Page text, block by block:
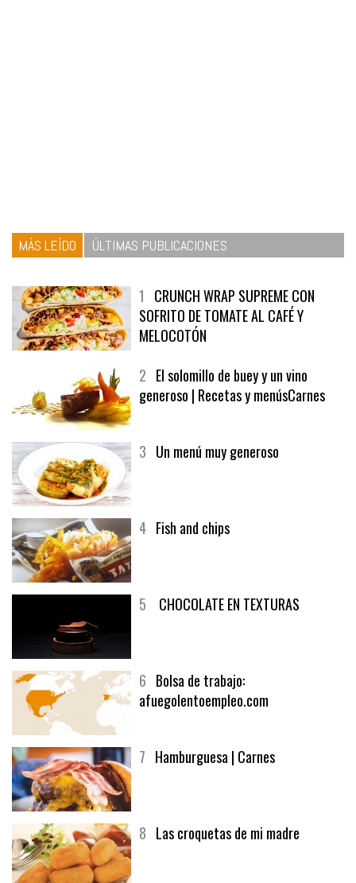
MÁS LEÍDO ÚLTIMAS PUBLICACIONES
1 CRUNCH WRAP SUPREME CON
SOFRITO DE TOMATE AL CAFÉ Y
MELOCOTÓN
2 El solomillo de buey y un vino
generoso | Recetas y menúsCarnes
3 Un menú muy generoso
4 Fish and chips
5 CHOCOLATE EN TEXTURAS
6 Bolsa de trabajo:
afuegolentoempleo.com
7 Hamburguesa | Carnes
8 Las croquetas de mi madre